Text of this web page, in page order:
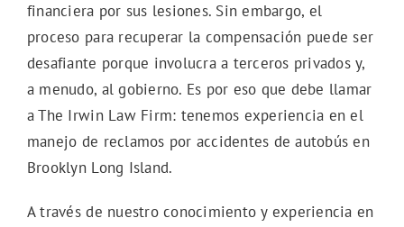
financiera por sus lesiones. Sin embargo, el
proceso para recuperar la compensación puede ser
desafiante porque involucra a terceros privados y,
a menudo, al gobierno. Es por eso que debe llamar
a The Irwin Law Firm: tenemos experiencia en el
manejo de reclamos por accidentes de autobús en
Brooklyn Long Island.
A través de nuestro conocimiento y experiencia en